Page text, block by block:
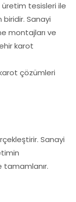
üretim tesisleri ile
biridir. Sanayi
montajları ve
karot
çözümleri
Sanayi
tamamlanır.